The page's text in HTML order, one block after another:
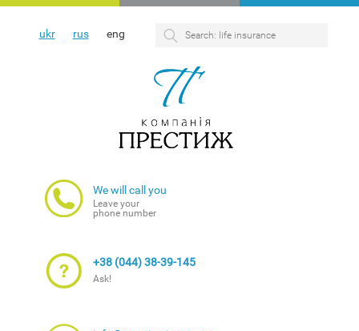
ukr rus eng
We will call you
Leave your
phone number
+38 (044) 38-39-145
Ask!